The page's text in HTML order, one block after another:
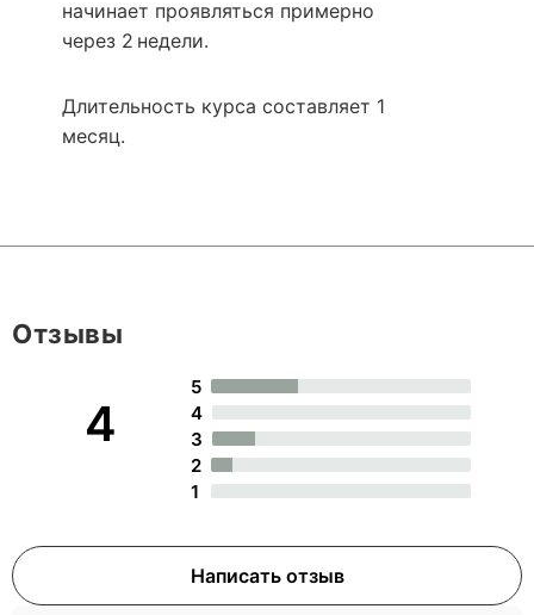
начинает проявляться примерно
через 2 недели.
Длительность курса составляет 1
месяц.
4
5
4
3
2
1
Написать отзыв
Отзывы